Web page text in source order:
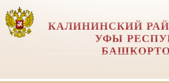
КАЛИНИНСКИЙ
УФЫ